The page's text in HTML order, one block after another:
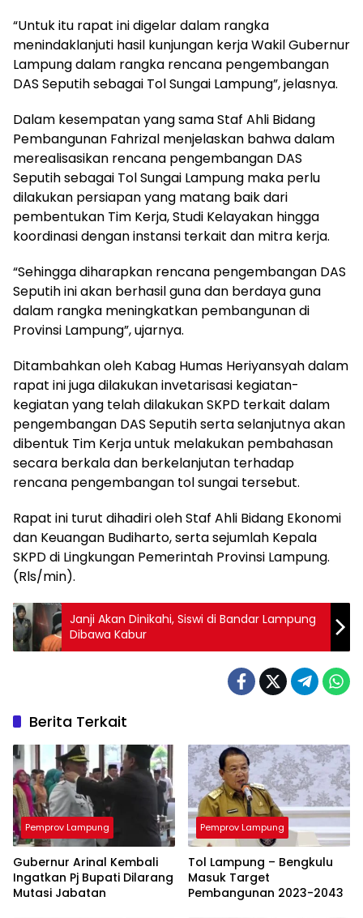
“Untuk itu rapat ini digelar dalam rangka
menindaklanjuti hasil kunjungan kerja Wakil Gubernur
Lampung dalam rangka rencana pengembangan
DAS Seputih sebagai Tol Sungai Lampung”, jelasnya.
Dalam kesempatan yang sama Staf Ahli Bidang
Pembangunan Fahrizal menjelaskan bahwa dalam
merealisasikan rencana pengembangan DAS
Seputih sebagai Tol Sungai Lampung maka perlu
dilakukan persiapan yang matang baik dari
pembentukan Tim Kerja, Studi Kelayakan hingga
koordinasi dengan instansi terkait dan mitra kerja.
“Sehingga diharapkan rencana pengembangan DAS
Seputih ini akan berhasil guna dan berdaya guna
dalam rangka meningkatkan pembangunan di
Provinsi Lampung”, ujarnya.
Ditambahkan oleh Kabag Humas Heriyansyah dalam
rapat ini juga dilakukan invetarisasi kegiatan-
kegiatan yang telah dilakukan SKPD terkait dalam
pengembangan DAS Seputih serta selanjutnya akan
dibentuk Tim Kerja untuk melakukan pembahasan
secara berkala dan berkelanjutan terhadap
rencana pengembangan tol sungai tersebut.
Rapat ini turut dihadiri oleh Staf Ahli Bidang Ekonomi
dan Keuangan Budiharto, serta sejumlah Kepala
SKPD di Lingkungan Pemerintah Provinsi Lampung.
(Rls/min).
Janji Akan Dinikahi, Siswi di Bandar Lampung
Dibawa Kabur
Berita Terkait
Pemprov Lampung
Gubernur Arinal Kembali
Ingatkan Pj Bupati Dilarang
Mutasi Jabatan
Pemprov Lampung
Tol Lampung – Bengkulu
Masuk Target
Pembangunan 2023-2043